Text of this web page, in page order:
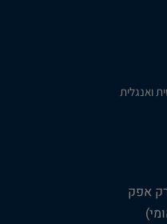
ואנגלית
אפק